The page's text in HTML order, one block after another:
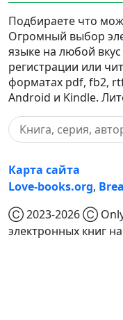
Подбираете что
Огромный выбор
языке на любой
регистрации или
форматах pdf, fb2,
Android и Kindle.
Карта сайта
Love-books.org,
Ⓒ 2023-2026 Ⓒ
электронных книг